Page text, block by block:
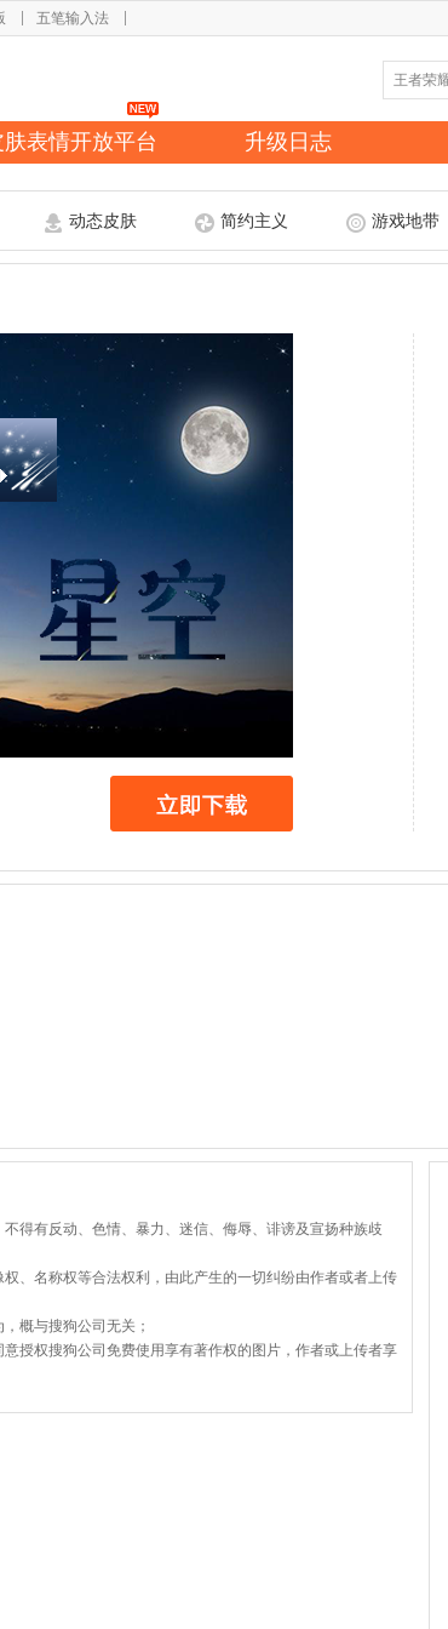
五笔输入法
肤表情开放平台 升级日志
动态皮肤 简约主义 游戏地带
得有反动、色情、暴力、迷信、侮辱、诽谤及宣扬种族歧
、名称权等合法权利，由此产生的一切纠纷由作者或者上传
概与搜狗公司无关；
授权搜狗公司免费使用享有著作权的图片，作者或上传者享